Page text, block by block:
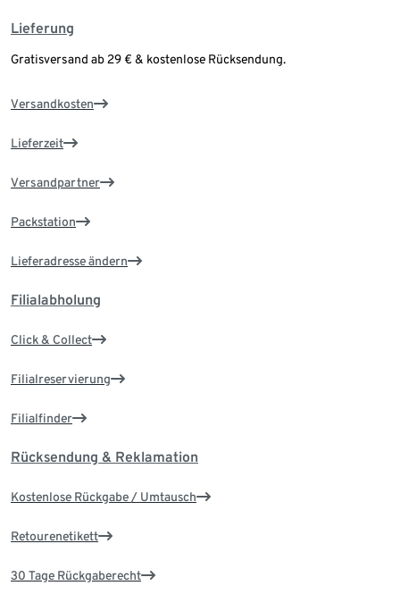
Lieferung
Gratisversand ab 29 € & kostenlose Rücksendung.
Versandkosten
Lieferzeit
Versandpartner
Packstation
Lieferadresse ändern
Filialabholung
Click & Collect
Filialreservierung
Filialfinder
Rücksendung & Reklamation
Kostenlose Rückgabe / Umtausch
Retourenetikett
30 Tage Rückgaberecht